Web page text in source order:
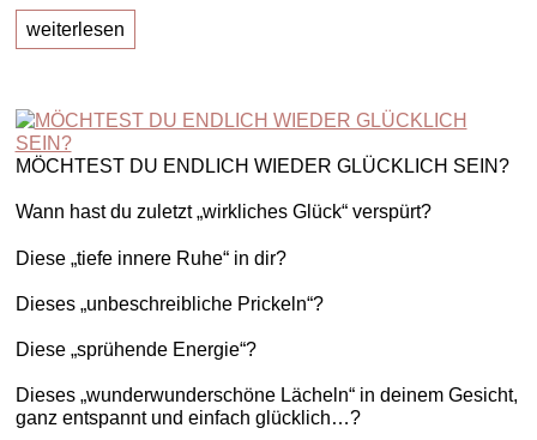
weiterlesen
MÖCHTEST DU ENDLICH WIEDER GLÜCKLICH SEIN?
Wann hast du zuletzt „wirkliches Glück“ verspürt?
Diese „tiefe innere Ruhe“ in dir?
Dieses „unbeschreibliche Prickeln“?
Diese „sprühende Energie“?
Dieses „wunderwunderschöne Lächeln“ in deinem Gesicht,
ganz entspannt und einfach glücklich…?